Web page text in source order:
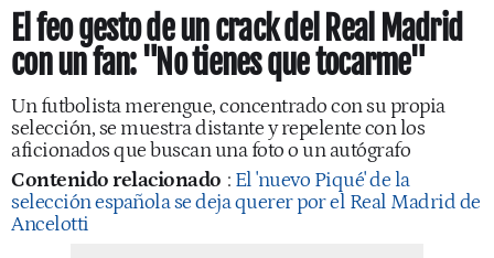
El feo gesto de un crack del Real Madrid
con un fan: "No tienes que tocarme"
Un futbolista merengue, concentrado con su propia
selección, se muestra distante y repelente con los
aficionados que buscan una foto o un autógrafo
Contenido relacionado : El 'nuevo Piqué' de la
selección española se deja querer por el Real Madrid de
Ancelotti